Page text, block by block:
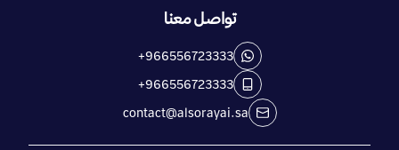
تواصل معنا
+966556723333
+966556723333
contact@alsorayai.sa